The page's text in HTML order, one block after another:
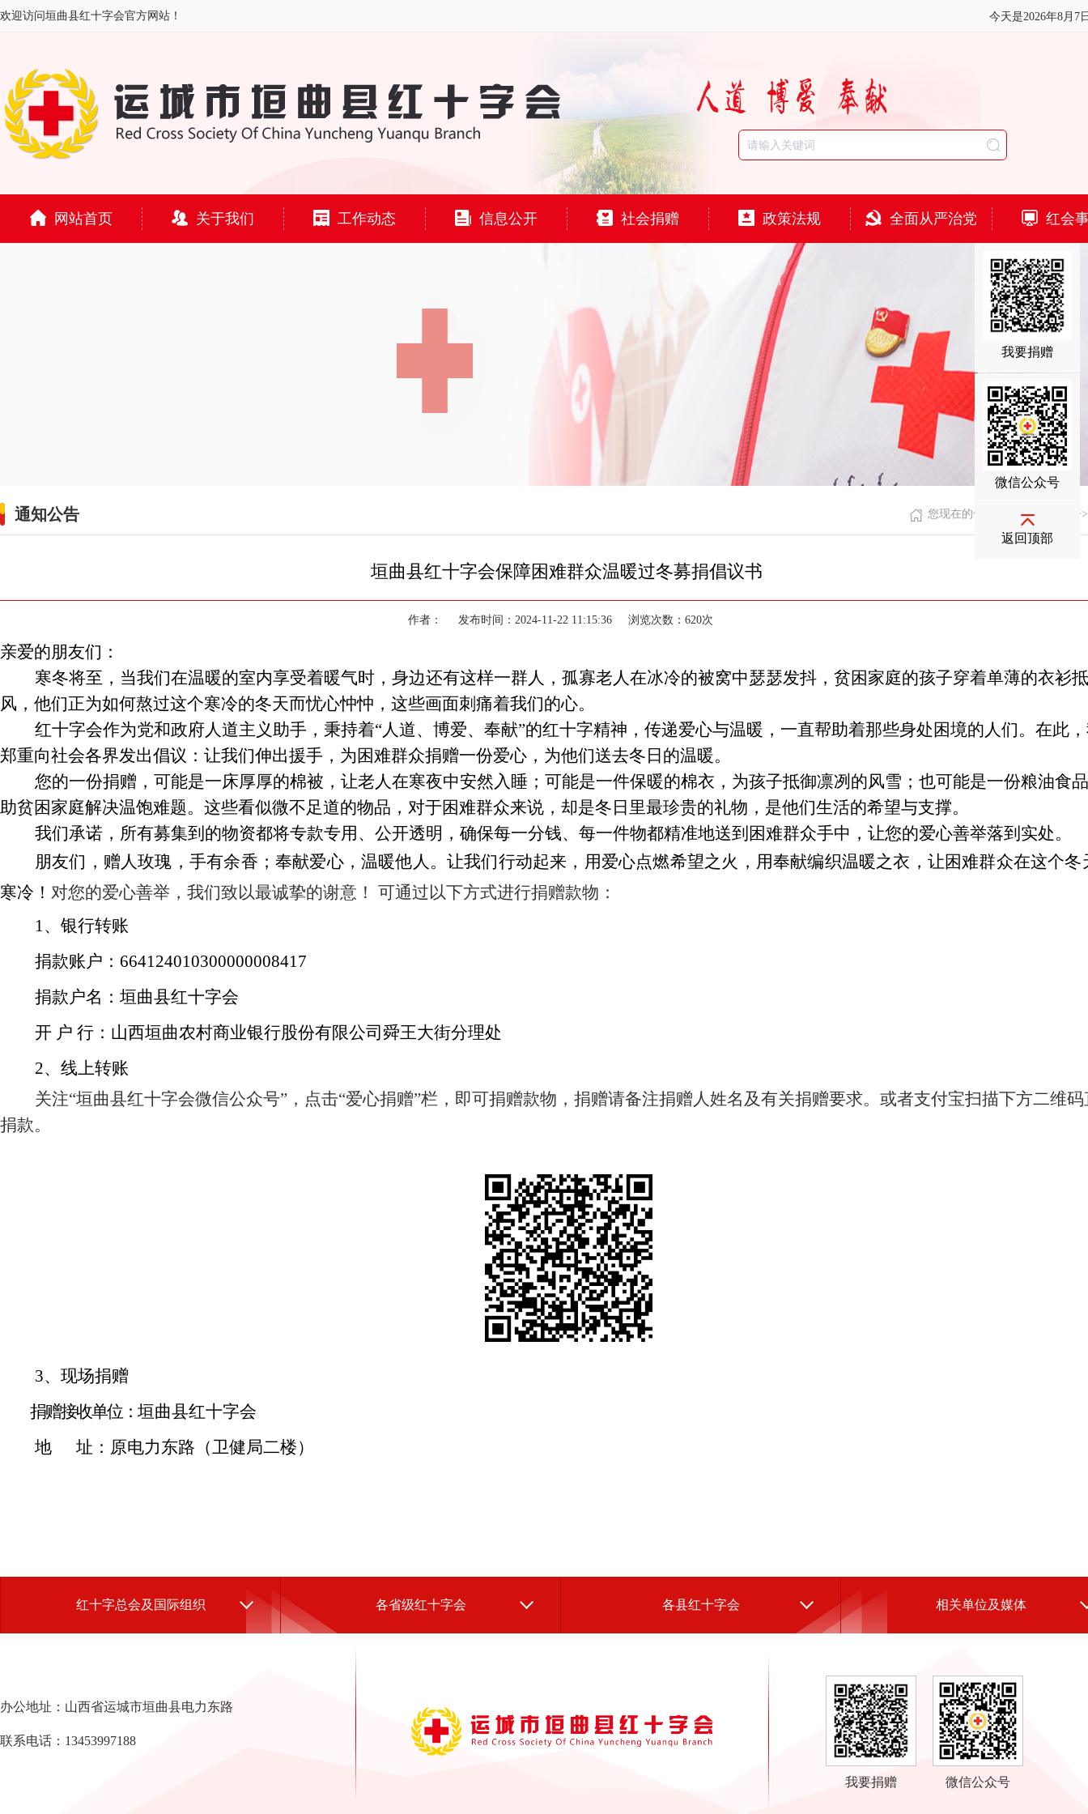
欢迎访问垣曲县红十字会官方网站！ 今天是2026年8月7
网站首页 关于我们 工作动态 信息公开 社会捐赠 政策法规 全面从严治党 红会
通知公告 您现在的位置： 首页> 信息公开>
垣曲县红十字会保障困难群众温暖过冬募捐倡议书
作者： 发布时间：2024-11-22 11:15:36 浏览次数：620次
亲爱的朋友们：
寒冬将至，当我们在温暖的室内享受着暖气时，身边还有这样一群人，孤寡老人在冰冷的被窝中瑟瑟发抖，贫困家庭的孩子穿着单薄的衣衫
风，他们正为如何熬过这个寒冷的冬天而忧心忡忡 ， 这些画面刺痛着我们的心。
红十字会作为党和政府人道主义助手， 秉持着“人道、博爱、奉献”的红十字精神，传递爱心与温暖，一直帮助着那些身处困境的人们。 在此
郑重向社会各界发出倡议：让我们伸出援手，为困难群众捐赠一份爱心，为他们送去冬日的温暖。
您的一份捐赠，可能是一床厚厚的棉被，让老人在寒夜中安然入睡；可能是一件保暖的棉衣，为孩子抵御凛冽的风雪；也可能是一份粮油食
助贫困家庭解决温饱难题。这些看似微不足道的物品，对于困难群众来说，却是冬日里最珍贵的礼物，是他们生活的希望与支撑。
我们承诺，所有募集到的物资都将专款专用、公开透明，确保每一分钱、每一件物都精准地送到困难群众手中，让您的爱心善举落到实处。
朋友们，赠人玫瑰 ， 手有余香 ； 奉献爱心，温暖他人。让我们行动起来，用爱心点燃希望之火，用奉献编织温暖之衣，让困难群众在这个冬
寒冷！ 对您的爱心善举，我们致以最诚挚的谢意！ 可通过以下方式进行捐赠款物：
1、银行转账
捐款账户： 664124010300000008417
捐款户名： 垣曲县红十字会
开 户 行： 山西垣曲农村商业银行股份有限公司舜王大街分理处
2、 线上转账
关注“垣曲县红十字会微信公众号”，点击“爱心捐赠”栏，即可捐赠款物，捐赠请备注捐赠人姓名及有关捐赠要求。 或者支付宝扫描下方二维码
捐款。
3、 现场捐赠
捐赠接收单位： 垣曲县红十字会
地
址：原电力东路（卫健局二楼）
红十字总会及国际组织 各省级红十字会 各县红十字会 相关单位及媒体
办公地址：山西省运城市垣曲县电力东路
联系电话：13453997188
我要捐赠 微信公众号
我要捐赠
微信公众号
返回顶部